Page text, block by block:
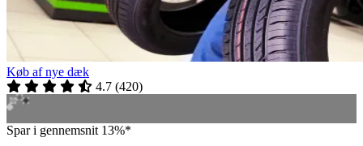
Køb af nye dæk
4.7 (420)
Spar i gennemsnit 13%*